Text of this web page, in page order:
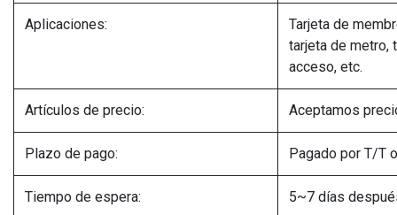
Aplicaciones:
Tarjeta de
tarjeta de metro,
acceso, etc.
Artículos de precio: Aceptamos
Plazo de pago: Pagado por T/T
Tiempo de espera: 5~7 días